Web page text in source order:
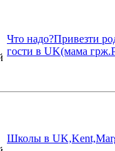
Что надо?Привезти
гости в UK(мама
Школы в